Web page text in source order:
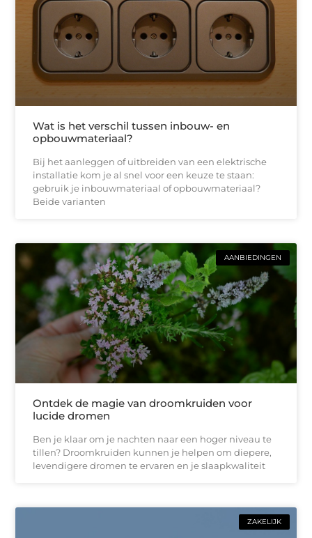
Wat is het verschil tussen inbouw- en
opbouwmateriaal?
Bij het aanleggen of uitbreiden van een elektrische
installatie kom je al snel voor een keuze te staan:
gebruik je inbouwmateriaal of opbouwmateriaal?
Beide varianten
AANBIEDINGEN
Ontdek de magie van droomkruiden voor
lucide dromen
Ben je klaar om je nachten naar een hoger niveau te
tillen? Droomkruiden kunnen je helpen om diepere,
levendigere dromen te ervaren en je slaapkwaliteit
ZAKELIJK